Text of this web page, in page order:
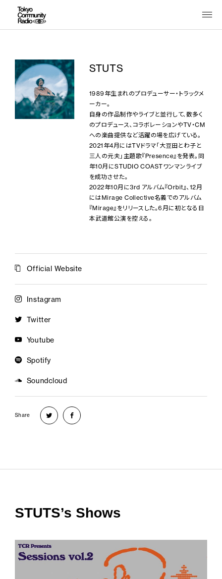
STUTS
1989年生まれのプロデューサー・トラックメ
ーカー。
自身の作品制作やライブと並行して、数多く
のプロデュース、コラボレーションやTV・CM
への楽曲提供など活躍の場を広げている。
2021年4月にはTVドラマ「大豆田とわ子と
三人の元夫」主題歌『Presence』を発表。同
年10月にSTUDIO COASTワンマンライブ
を成功させた。
2022年10月に3rd アルバム『Orbit』、12月
にはMirage Collective名義でのアルバム
『Mirage』をリリースした。6月に初となる日
本武道館公演を控える。
Official Website
Instagram
Twitter
Youtube
Spotify
Soundcloud
Share
STUTS’s Shows